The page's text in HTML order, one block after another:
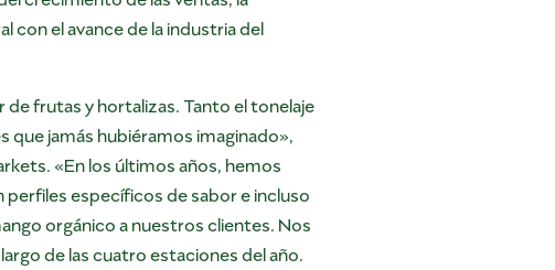
con el avance de la industria del
frutas y hortalizas. Tanto el tonelaje
jamás hubiéramos imaginado»,
«En los últimos años, hemos
específicos de sabor e incluso
orgánico a nuestros clientes. Nos
de las cuatro estaciones del año.